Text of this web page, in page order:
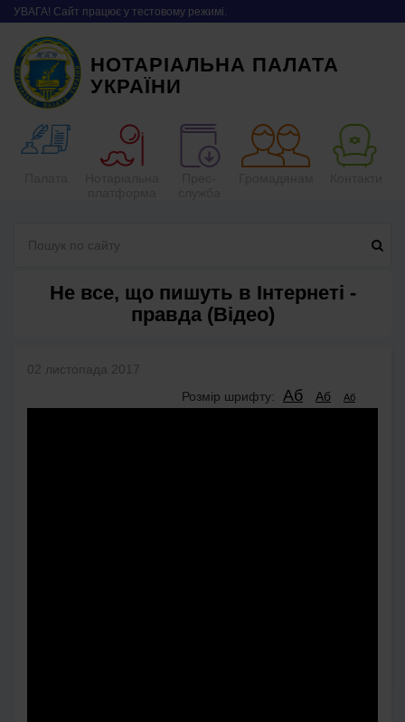
УВАГА! Сайт працює у тестовому режимі.
НОТАРІАЛЬНА ПАЛАТА
УКРАЇНИ
Не все, що пишуть в Інтернеті -
правда (Відео)
02 листопада 2017
Розмір шрифту:
Аб Аб Аб